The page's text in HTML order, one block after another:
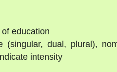
education
dual, plural),
intensity